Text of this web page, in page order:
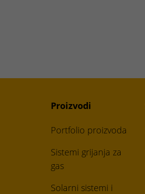
Proizvodi
Portfolio proizvoda
Sistemi grijanja za
gas
Solarni sistemi i